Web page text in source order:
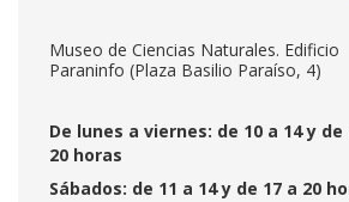
Museo de Ciencias Naturales. Edificio
Paraninfo (Plaza Basilio Paraíso, 4)
De lunes a viernes: de 10 a 14 y de
20 horas
Sábados: de 11 a 14 y de 17 a 20